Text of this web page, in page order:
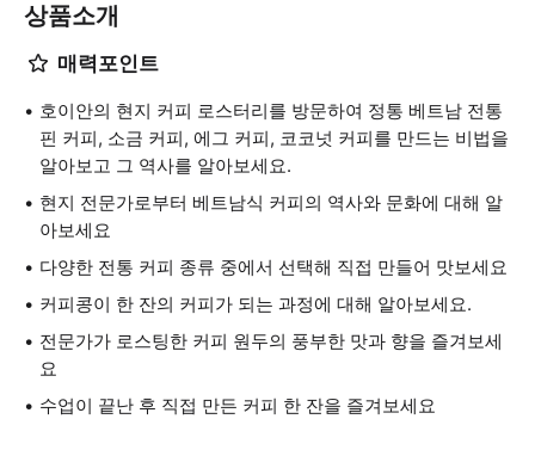
상품소개
매력포인트
호이안의 현지 커피 로스터리를 방문하여 정통 베트남 전통
핀 커피, 소금 커피, 에그 커피, 코코넛 커피를 만드는 비법을
알아보고 그 역사를 알아보세요.
현지 전문가로부터 베트남식 커피의 역사와 문화에 대해 알
아보세요
다양한 전통 커피 종류 중에서 선택해 직접 만들어 맛보세요
커피콩이 한 잔의 커피가 되는 과정에 대해 알아보세요.
전문가가 로스팅한 커피 원두의 풍부한 맛과 향을 즐겨보세
요
수업이 끝난 후 직접 만든 커피 한 잔을 즐겨보세요